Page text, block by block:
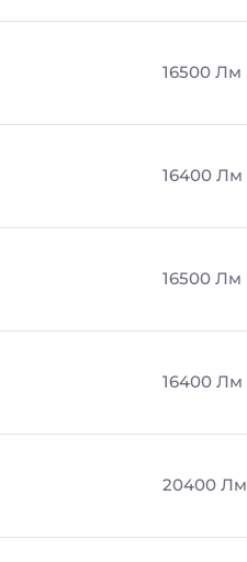
16500 Лм
16400 Лм
16500 Лм
16400 Лм
20400 Лм